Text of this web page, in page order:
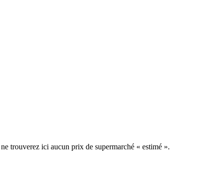
trouverez ici aucun prix de supermarché « estimé ».